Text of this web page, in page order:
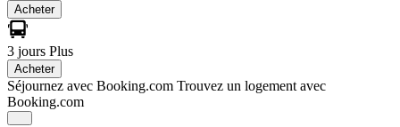
Acheter
3 jours Plus
Acheter
Séjournez avec Booking.com Trouvez un logement avec
Booking.com